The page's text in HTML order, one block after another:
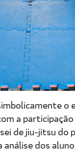
o
a
de jiu-jitsu do
análise dos